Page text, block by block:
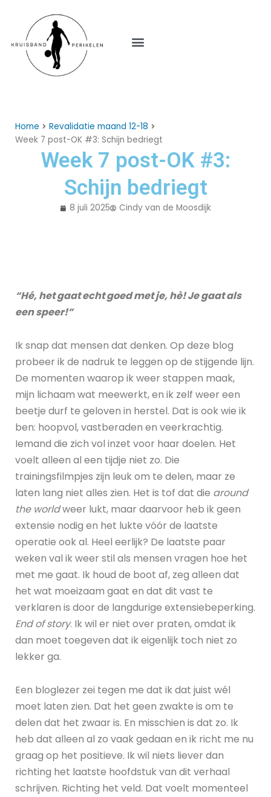
Menu
Home
Revalidatie maand 12-18
Week 7 post-OK #3: Schijn bedriegt
Week 7 post-OK #3:
Schijn bedriegt
8 juli 2025 Cindy van de Moosdijk
“Hé, het gaat echt goed met je, hè! Je gaat als
een speer!”
Ik snap dat mensen dat denken. Op deze blog
probeer ik de nadruk te leggen op de stijgende lijn.
De momenten waarop ik weer stappen maak,
mijn lichaam wat meewerkt, en ik zelf weer een
beetje durf te geloven in herstel. Dat is ook wie ik
ben: hoopvol, vastberaden en veerkrachtig.
Iemand die zich vol inzet voor haar doelen. Het
voelt alleen al een tijdje niet zo. Die
trainingsfilmpjes zijn leuk om te delen, maar ze
laten lang niet alles zien. Het is tof dat die around
the worldweer lukt, maar daarvoor heb ik geen
extensie nodig en het lukte vóór de laatste
operatie ook al. Heel eerlijk? De laatste paar
weken val ik weer stil als mensen vragen hoe het
met me gaat. Ik houd de boot af, zeg alleen dat
het wat moeizaam gaat en dat dit vast te
verklaren is door de langdurige extensiebeperking.
End of story. Ik wil er niet over praten, omdat ik
dan moet toegeven dat ik eigenlijk toch niet zo
lekker ga.
Een bloglezer zei tegen me dat ik dat juist wél
moet laten zien. Dat het geen zwakte is om te
delen dat het zwaar is. En misschien is dat zo. Ik
heb dat alleen al zo vaak gedaan en ik richt me nu
graag op het positieve. Ik wil niets liever dan
richting het laatste hoofdstuk van dit verhaal
schrijven. Richting het veld. Dat voelt momenteel